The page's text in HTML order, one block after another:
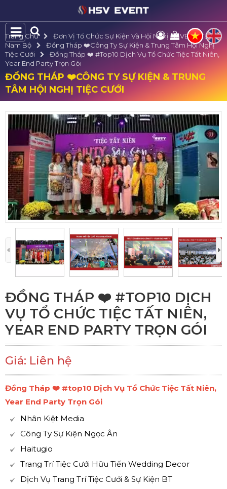
Trang Chủ
Đơn Vị Tổ Chức Sự Kiện Và Hội Nghị HSVE Tại Tây
Nam Bộ
Đồng Tháp ❤️️Công Ty Sự Kiện & Trung Tâm Hội Nghị
Tiệc Cưới
Đồng Tháp ❤️️ #top10 Dịch Vụ Tổ Chức Tiệc Tất Niên,
Year End Party Trọn Gói
ĐỒNG THÁP ❤️️CÔNG TY SỰ KIỆN & TRUNG
TÂM HỘI NGHỊ TIỆC CƯỚI
ĐỒNG THÁP ❤️️ #TOP10 DỊCH
VỤ TỔ CHỨC TIỆC TẤT NIÊN,
YEAR END PARTY TRỌN GÓI
Giá: Liên hệ
Đồng Tháp ❤️️ #top10 Dịch Vụ Tổ Chức Tiệc Tất Niên,
Year End Party Trọn Gói
Nhân Kiệt Media
Công Ty Sự Kiện Ngọc Ân
Haitugio
Trang Trí Tiệc Cưới Hữu Tiến Wedding Decor
Dịch Vụ Trang Trí Tiệc Cưới & Sự Kiện BT